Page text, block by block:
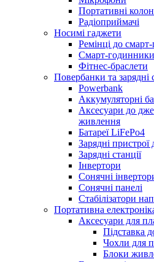
Портативні
Радіоприймачі
Носимі гаджети
Ремінці до смарт-
Смарт-годинники
Фітнес-браслети
Повербанки та зарядні
Powerbank
Аккумуляторні
Аксесуари до
живлення
Батареї LiFePo4
Зарядні
Зарядні станції
Інвертори
Сонячні
Сонячні панелі
Стабілізатори
Портативна
Аксесуари для
Підставка
Чохли для
Блоки